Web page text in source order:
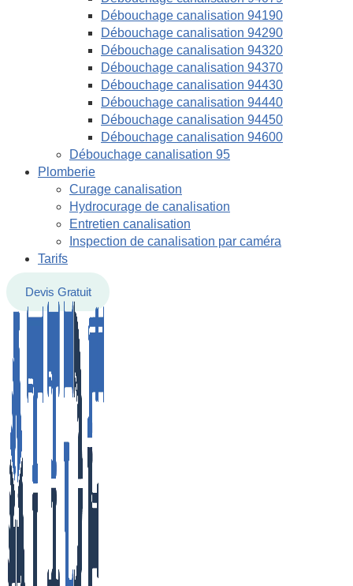
Débouchage canalisation 94190
Débouchage canalisation 94290
Débouchage canalisation 94320
Débouchage canalisation 94370
Débouchage canalisation 94430
Débouchage canalisation 94440
Débouchage canalisation 94450
Débouchage canalisation 94600
Débouchage canalisation 95
Plomberie
Curage canalisation
Hydrocurage de canalisation
Entretien canalisation
Inspection de canalisation par caméra
Tarifs
Devis Gratuit